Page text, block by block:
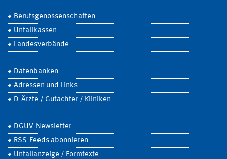
Berufsgenossenschaften
Unfallkassen
Landesverbände
Datenbanken
Adressen und Links
D-Ärzte / Gutachter / Kliniken
DGUV-Newsletter
RSS-Feeds abonnieren
Unfallanzeige / Formtexte